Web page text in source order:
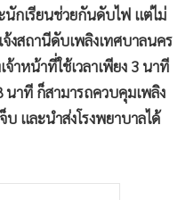
กเรียนช่วยกันดับไฟ แต่ไม่
งสถานีดับเพลิงเทศบาลนคร
จ้าหน้าที่ใช้เวลาเพียง 3 นาที
นาที ก็สามารถควบคุมเพลิง
และนำส่งโรงพยาบาลได้